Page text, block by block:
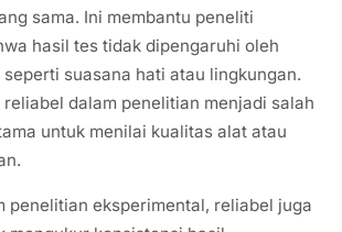
sama. Ini membantu peneliti
hasil tes tidak dipengaruhi oleh
suasana hati atau lingkungan.
dalam penelitian menjadi salah
untuk menilai kualitas alat atau
penelitian eksperimental, reliabel juga